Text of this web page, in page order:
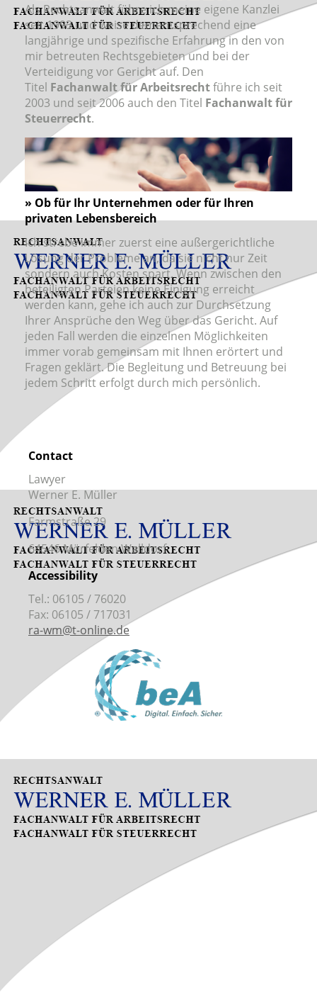
Als Rechtsanwalt führe ich meine eigene Kanzlei
seit 1993 und weise dementsprechend eine
langjährige und spezifische Erfahrung in den von
mir betreuten Rechtsgebieten und bei der
Verteidigung vor Gericht auf. Den
Titel Fachanwalt für Arbeitsrechtführe ich seit
2003 und seit 2006 auch den Titel Fachanwalt für
Steuerrecht.
» Ob für Ihr Unternehmen oder für Ihren
privaten Lebensbereich
Ich strebe immer zuerst eine außergerichtliche
Lösung der Probleme an, da sie nicht nur Zeit
sondern auch Kosten spart. Wenn zwischen den
beteiligten Parteien keine Einigung erreicht
werden kann, gehe ich auch zur Durchsetzung
Ihrer Ansprüche den Weg über das Gericht. Auf
jeden Fall werden die einzelnen Möglichkeiten
immer vorab gemeinsam mit Ihnen erörtert und
Fragen geklärt. Die Begleitung und Betreuung bei
jedem Schritt erfolgt durch mich persönlich.
Contact
Lawyer
Werner E. Müller
Farmstraße 29
64546 Mörfelden Walldorf
Accessibility
Tel.: 06105 / 76020
Fax: 06105 / 717031
ra-wm@t-online.de